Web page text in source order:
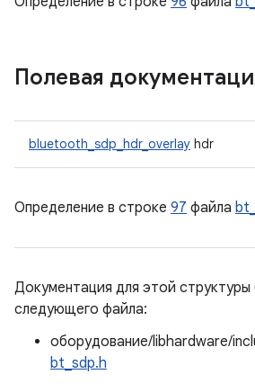
Полевая
bluetooth_sdp_hdr_overlay hdr
Определение в строке 97 файла
Документация для этой структуры
следующего файла:
оборудование/libhardware/
bt_sdp.h